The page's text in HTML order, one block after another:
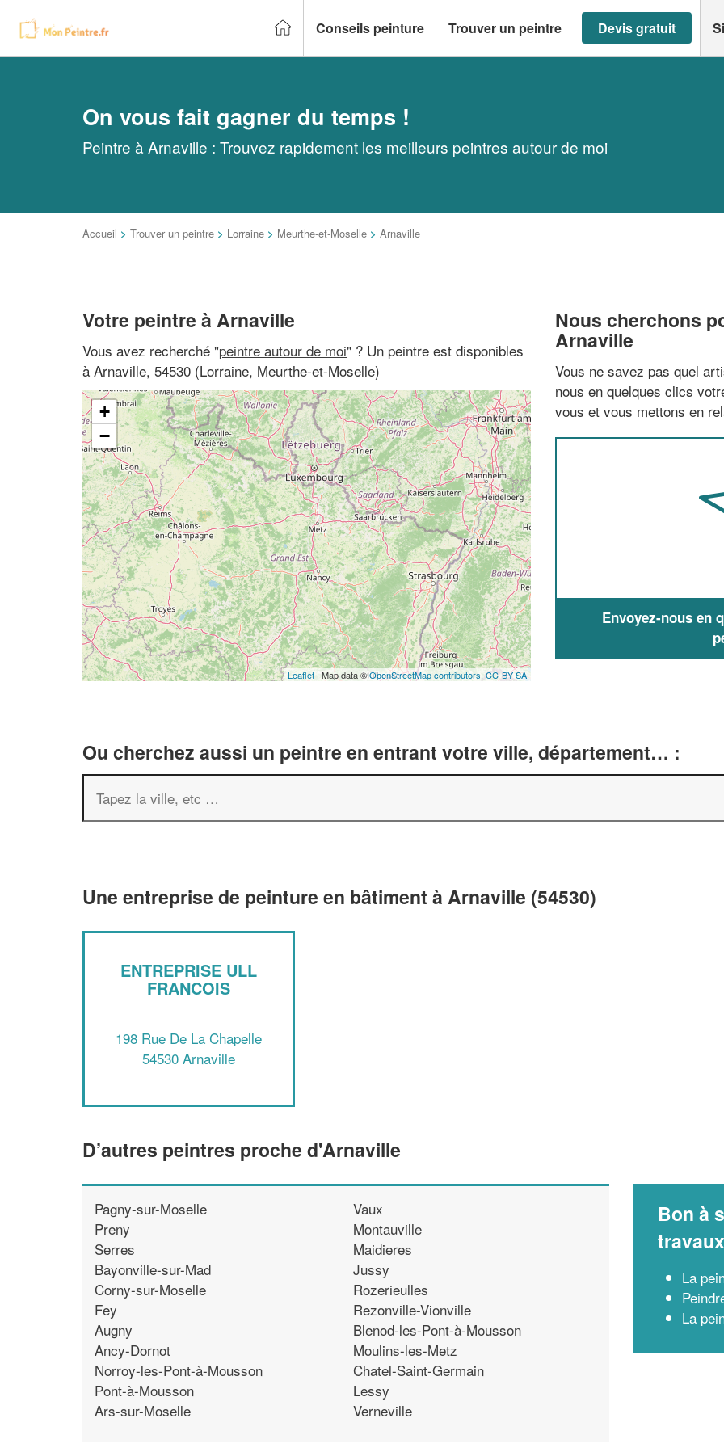
Conseils peinture Trouver un peintre Devis gratuit
On vous fait gagner du temps !
Peintre à Arnaville : Trouvez rapidement les meilleurs peintres autour de moi
Accueil > Trouver un peintre > Lorraine > Meurthe-et-Moselle > Arnaville
Votre peintre à Arnaville
Vous avez recherché "peintre autour de moi" ? Un peintre est disponibles
à Arnaville, 54530 (Lorraine, Meurthe-et-Moselle)
+
−
Leaflet | Map data ©OpenStreetMap contributors, CC-BY-SA
Nous cherchons
Arnaville
Vous ne savez pas quel
nous en quelques clics
vous et vous mettons en
Envoyez-nous en
Ou cherchez aussi un peintre en entrant votre ville, département… :
Une entreprise de peinture en bâtiment à Arnaville (54530)
ENTREPRISE ULL
FRANCOIS
198 Rue De La Chapelle
54530 Arnaville
D’autres peintres proche d'Arnaville
Pagny-sur-Moselle
Preny
Serres
Bayonville-sur-Mad
Corny-sur-Moselle
Fey
Augny
Ancy-Dornot
Norroy-les-Pont-à-Mousson
Pont-à-Mousson
Ars-sur-Moselle
Vaux
Montauville
Maidieres
Jussy
Rozerieulles
Rezonville-Vionville
Blenod-les-Pont-à-Mousson
Moulins-les-Metz
Chatel-Saint-Germain
Lessy
Verneville
Bon à
travaux
La
La